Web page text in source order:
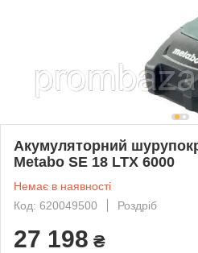
Акумуляторний
Metabo SE 18 LTX 6000
Немає в наявності
Код: 620049500
Роздріб
27 198 ₴